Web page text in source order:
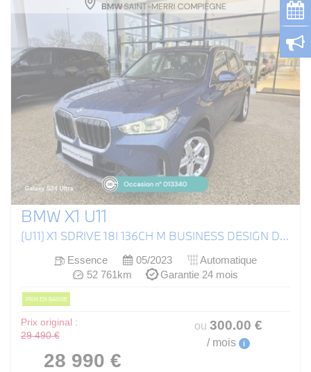
BMW X1 U11
(U11) X1 SDRIVE 18I 136CH M BUSINESS DESIGN DKG7
Essence 05/2023
Automatique
52 761km
Garantie 24 mois
PRIX EN BAISSE
Prix original :
29 490 €
28 990 €
ou 300.00 €
/ mois i